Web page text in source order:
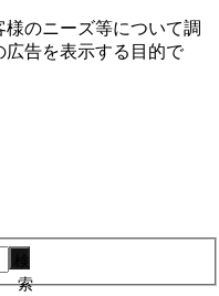
のニーズ等について調
告を表⽰する⽬的で
索